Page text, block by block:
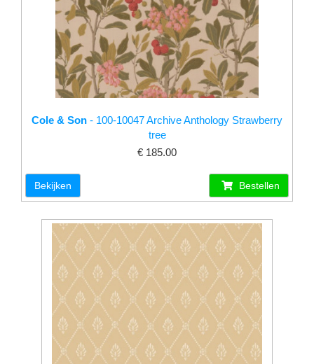
Cole & Son - 100-10047 Archive Anthology Strawberry
tree
€ 185.00
Bekijken Bestellen